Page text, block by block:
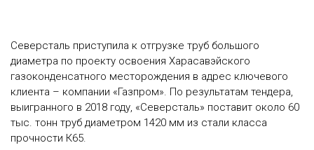
Северсталь приступила к отгрузке труб большого
диаметра по проекту освоения Харасавэйского
газоконденсатного месторождения в адрес ключевого
клиента – компании «Газпром». По результатам тендера,
выигранного в 2018 году, «Северсталь» поставит около 60
тыс. тонн труб диаметром 1420 мм из стали класса
прочности К65.